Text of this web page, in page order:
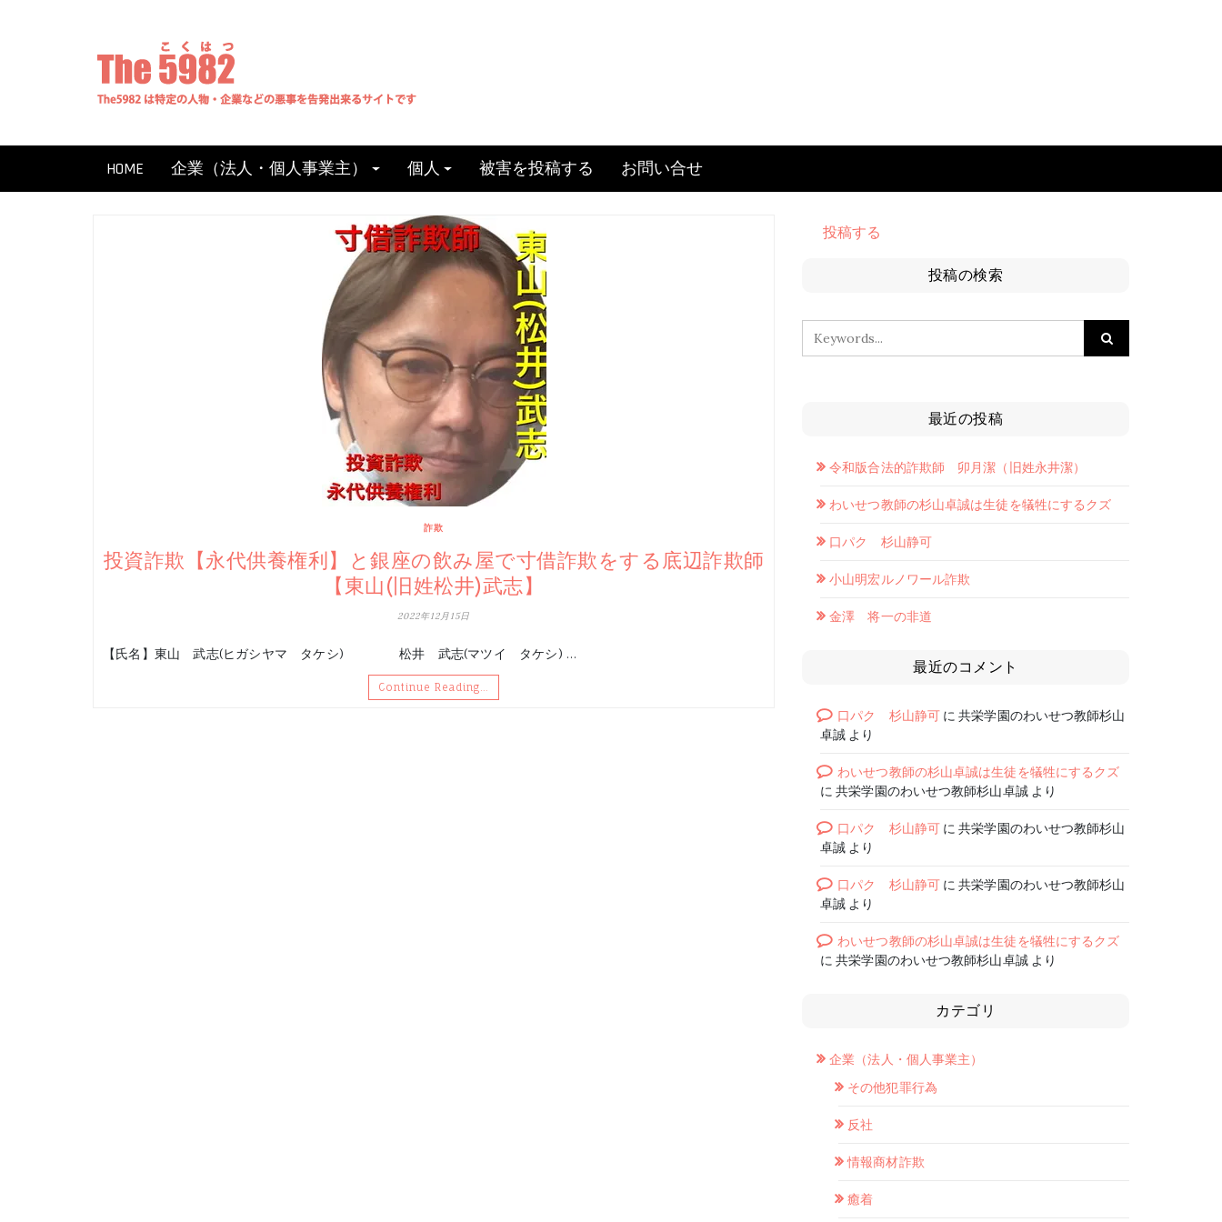
HOME 企業（法人・個人事業主） 個人 被害を投稿する お問い合せ
詐欺
投資詐欺【永代供養権利】と銀座の飲み屋で寸借詐欺をする底辺詐欺師
【東山(旧姓松井)武志】
2022年12月15日
【氏名】東山 武志(ヒガシヤマ タケシ) 松井 武志(マツイ タケシ) …
Continue Reading…
投稿する
投稿の検索
最近の投稿
令和版合法的詐欺師 卯月潔（旧姓永井潔）
わいせつ教師の杉山卓誠は生徒を犠牲にするクズ
口パク 杉山静可
小山明宏ルノワール詐欺
金澤 将一の非道
最近のコメント
口パク 杉山静可に共栄学園のわいせつ教師杉山
卓誠 より
わいせつ教師の杉山卓誠は生徒を犠牲にするクズ
に共栄学園のわいせつ教師杉山卓誠より
口パク 杉山静可に共栄学園のわいせつ教師杉山
卓誠 より
口パク 杉山静可に共栄学園のわいせつ教師杉山
卓誠 より
わいせつ教師の杉山卓誠は生徒を犠牲にするクズ
に共栄学園のわいせつ教師杉山卓誠より
カテゴリ
企業（法人・個人事業主）
その他犯罪行為
反社
情報商材詐欺
癒着